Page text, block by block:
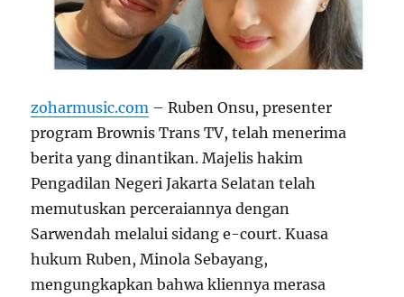
zoharmusic.com – Ruben Onsu, presenter
program Brownis Trans TV, telah menerima
berita yang dinantikan. Majelis hakim
Pengadilan Negeri Jakarta Selatan telah
memutuskan perceraiannya dengan
Sarwendah melalui sidang e-court. Kuasa
hukum Ruben, Minola Sebayang,
mengungkapkan bahwa kliennya merasa